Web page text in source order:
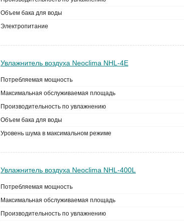
Объем бака для воды
Электропитание
Увлажнитель воздуха Neoclima NHL-4E
Потребляемая мощность
Максимальная обслуживаемая площадь
Производительность по увлажнению
Объем бака для воды
Уровень шума в максимальном режиме
Увлажнитель воздуха Neoclima NHL-400L
Потребляемая мощность
Максимальная обслуживаемая площадь
Производительность по увлажнению